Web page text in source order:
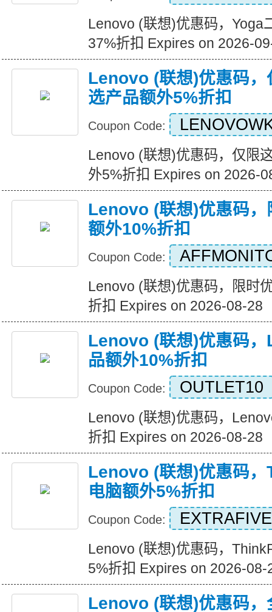
Lenovo (联想)优惠码，Yoga
37%折扣 Expires on 2026-
Lenovo (联想)优惠码，
选产品额外5%折扣
Coupon Code:
Lenovo (联想)优惠码，仅限
外5%折扣 Expires on 2026-
Lenovo (联想)优惠码，
额外10%折扣
Coupon Code:
Lenovo (联想)优惠码，限时
折扣 Expires on 2026-08-28
Lenovo (联想)优惠码
品额外10%折扣
Coupon Code: OUTLET10
Lenovo (联想)优惠码，
折扣 Expires on 2026-08-28
Lenovo (联想)优惠码
电脑额外5%折扣
Coupon Code: EXTRAFIVE
Lenovo (联想)优惠码，
5%折扣 Expires on 2026-08-
Lenovo (联想)优惠码，